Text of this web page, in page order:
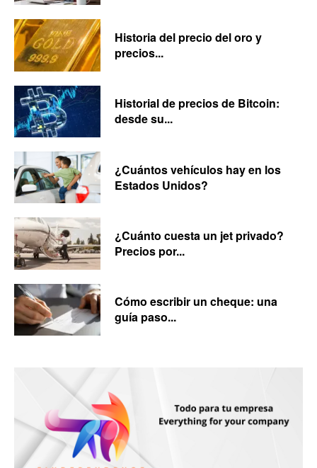
Historia del precio del oro y
precios...
Historial de precios de Bitcoin:
desde su...
¿Cuántos vehículos hay en los
Estados Unidos?
¿Cuánto cuesta un jet privado?
Precios por...
Cómo escribir un cheque: una
guía paso...